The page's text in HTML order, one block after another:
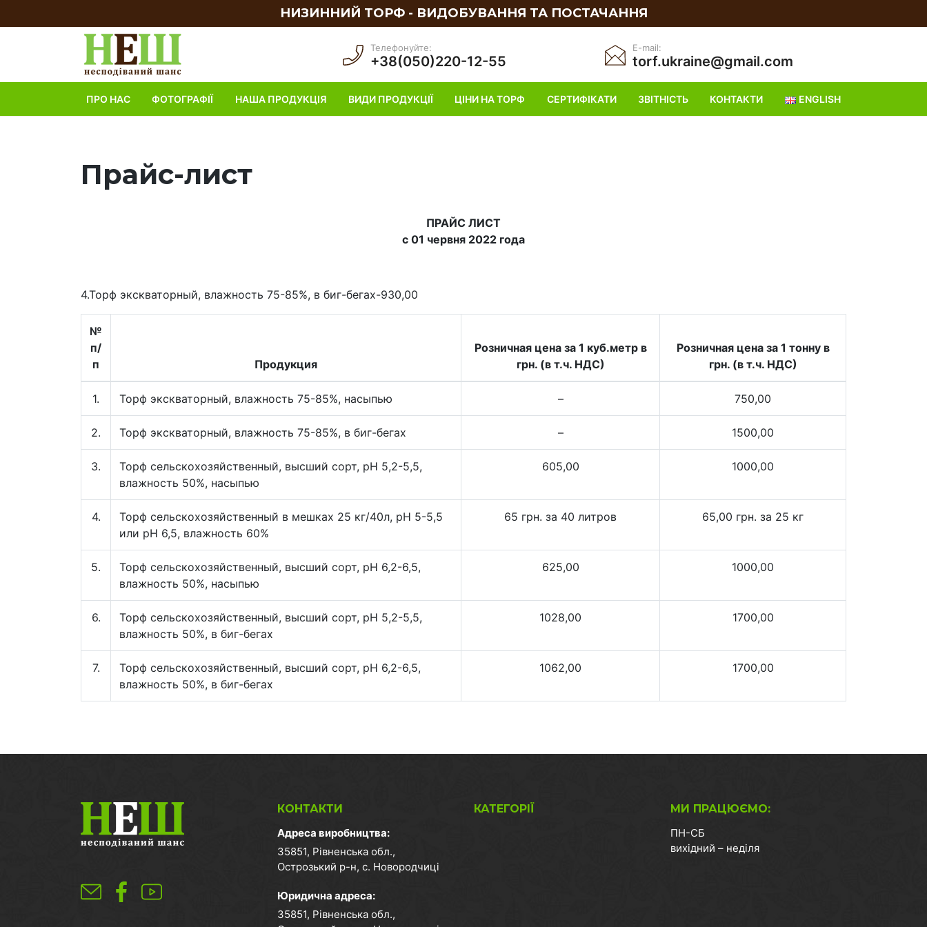
НИЗИННИЙ ТОРФ - ВИДОБУВАННЯ ТА ПОСТАЧАННЯ
Телефонуйте:
+38(050)220-12-55
E-mail:
torf.ukraine@gmail.com
ПРО НАС ФОТОГРАФІЇ НАША ПРОДУКЦІЯ ВИДИ ПРОДУКЦІЇ ЦІНИ НА ТОРФ СЕРТИФІКАТИ ЗВІТНІСТЬ КОНТАКТИ ENGLISH
Прайс-лист
ПРАЙС ЛИСТ
с 01 червня 2022 года
4.Торф экскваторный, влажность 75-85%, в биг-бегах-930,00
№
п/
п
Продукция
Розничная цена за 1 куб.метр в
грн. (в т.ч. НДС)
Розничная цена за 1 тонну в
грн. (в т.ч. НДС)
1. Торф экскваторный, влажность 75-85%, насыпью – 750,00
2. Торф экскваторный, влажность 75-85%, в биг-бегах – 1500,00
3.
Торф сельскохозяйственный, высший сорт, pH 5,2-5,5,
влажность 50%, насыпью
605,00 1000,00
4.
Торф сельскохозяйственный в мешках 25 кг/40л, pH 5-5,5
или pH 6,5, влажность 60%
65 грн. за 40 литров 65,00 грн. за 25 кг
5.
Торф сельскохозяйственный, высший сорт, pH 6,2-6,5,
влажность 50%, насыпью
625,00 1000,00
6.
Торф сельскохозяйственный, высший сорт, pH 5,2-5,5,
влажность 50%, в биг-бегах
1028,00 1700,00
7.
Торф сельскохозяйственный, высший сорт, pH 6,2-6,5,
влажность 50%, в биг-бегах
1062,00 1700,00
КОНТАКТИ
Адреса виробництва:
35851, Рівненська обл.,
Острозький р-н, с. Новородчиці
Юридична адреса:
35851, Рівненська обл.,
КАТЕГОРІЇ
МИ ПРАЦЮЄМО:
ПН-СБ
вихідний – неділя